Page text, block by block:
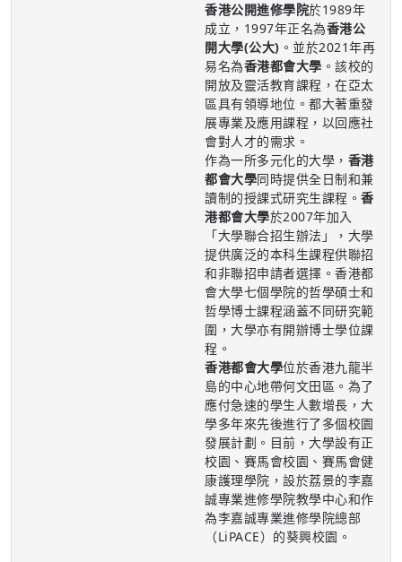
香港公開進修學院於1989年
成立，1997年正名為香港公
開大學(公大) 。並於2021年再
易名為香港都會大學 。該校的
開放及靈活教育課程，在亞太
區具有領導地位。都大著重發
展專業及應用課程，以回應社
會對人才的需求。
作為一所多元化的大學， 香港
都會大學同時提供全日制和兼
讀制的授課式研究生課程。 香
港都會大學於2007年加入
「大學聯合招生辦法」，大學
提供廣泛的本科生課程供聯招
和非聯招申請者選擇。香港都
會大學七個學院的哲學碩士和
哲學博士課程涵蓋不同研究範
圍，大學亦有開辦博士學位課
程。
香港都會大學位於香港九龍半
島的中心地帶何文田區。為了
應付急速的學生人數增長，大
學多年來先後進行了多個校園
發展計劃。目前，大學設有正
校園、賽馬會校園、賽馬會健
康護理學院，設於荔景的李嘉
誠專業進修學院教學中心和作
為李嘉誠專業進修學院總部
（LiPACE）的葵興校園。